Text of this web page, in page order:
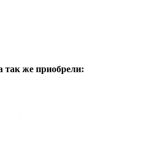
так же приобрели: